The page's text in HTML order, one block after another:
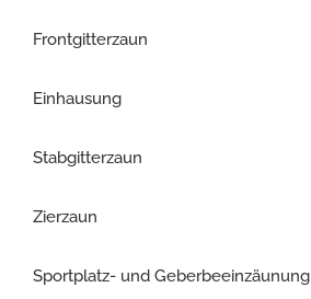
Frontgitterzaun
Einhausung
Stabgitterzaun
Zierzaun
Sportplatz- und Geberbeeinzäunung